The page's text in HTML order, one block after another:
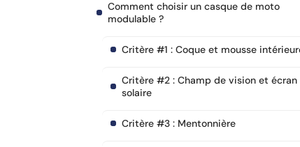
Comment choisir un casque de moto
modulable ?
Critère #1 : Coque et mousse
Critère #2 : Champ de vision et écran
solaire
Critère #3 : Mentonnière